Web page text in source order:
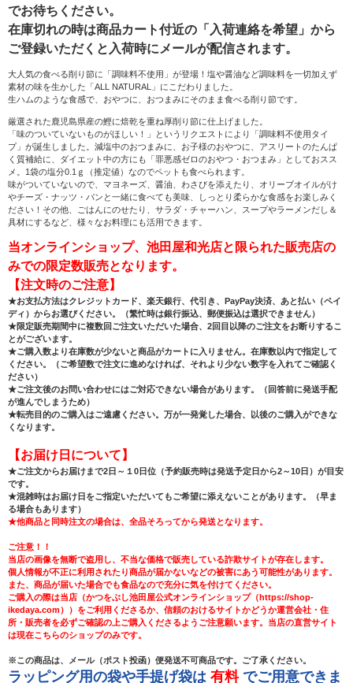
でお待ちください。
在庫切れの時は商品カート付近の「入荷連絡を希望」から
ご登録いただくと入荷時にメールが配信されます。
大人気の食べる削り節に「調味料不使用」が登場！塩や醤油など調味料を一切加えず
素材の味を生かした「ALL NATURAL」にこだわりました。
生ハムのような食感で、おやつに、おつまみにそのまま食べる削り節です。
厳選された鹿児島県産の鰹に焙乾を重ね厚削り節に仕上げました。
「味のついていないものがほしい！」というリクエストにより「調味料不使用タイ
プ」が誕生しました。減塩中のおつまみに、お子様のおやつに、アスリートのたんぱ
く質補給に、ダイエット中の方にも「罪悪感ゼロのおやつ・おつまみ」としておスス
メ。1袋の塩分0.1ｇ（推定値）なのでペットも食べられます。
味がついていないので、マヨネーズ、醤油、わさびを添えたり、オリーブオイルがけ
やチーズ・ナッツ・パンと一緒に食べても美味、しっとり柔らかな食感をお楽しみく
ださい！その他、ごはんにのせたり、サラダ・チャーハン、スープやラーメンだし＆
具材にするなど、様々なお料理にも活用できます。
当オンラインショップ、池田屋和光店と限られた販売店の
みでの限定数販売となります。
【注文時のご注意】
★お支払方法はクレジットカード、楽天銀行、代引き、PayPay決済、あと払い（ペイ
ディ）からお選びください。（繁忙時は銀行振込、郵便振込は選択できません）
★限定販売期間中に複数回ご注文いただいた場合、2回目以降のご注文をお断りするこ
とがございます。
★ご購入数より在庫数が少ないと商品がカートに入りません。在庫数以内で指定して
ください。（ご希望数で注文に進めなければ、それより少ない数字を入れてご確認く
ださい）
★ご注文後のお問い合わせにはご対応できない場合があります。（回答前に発送手配
が進んでしまうため）
★転売目的のご購入はご遠慮ください。万が一発覚した場合、以後のご購入ができな
くなります。
【お届け日について】
★ご注文からお届けまで2日～１0日位（予約販売時は発送予定日から2～10日）が目安
です。
★混雑時はお届け日をご指定いただいてもご希望に添えないことがあります。（早ま
る場合もあります）
★他商品と同時注文の場合は、全品そろってから発送となります。
ご注意！！
当店の画像を無断で盗用し、不当な価格で販売している詐欺サイトが存在します。
個人情報が不正に利用されたり商品が届かないなどの被害にあう可能性があります。
また、商品が届いた場合でも食品なので充分に気を付けてください。
ご購入の際は当店（かつをぶし池田屋公式オンラインショップ（https://shop-
ikedaya.com））をご利用くださるか、信頼のおけるサイトかどうか運営会社・住
所・販売者を必ずご確認の上ご購入くださるようご注意願います。当店の直営サイト
は現在こちらのショップのみです。
※この商品は、メール（ポスト投函）便発送不可商品です。ご了承ください。
ラッピング用の袋や手提げ袋は 有料でご用意できま